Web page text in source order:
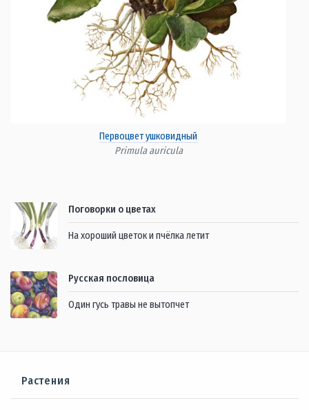
Первоцвет ушковидный
Primula auricula
Поговорки о цветах
На хороший цветок и пчёлка летит
Русская пословица
Один гусь травы не вытопчет
Растения